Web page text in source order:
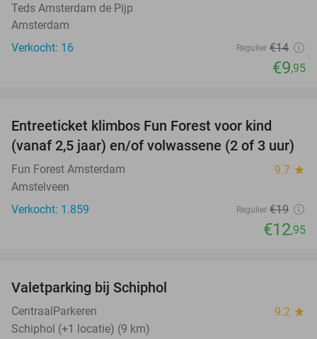
Teds Amsterdam de Pijp
Amsterdam
Verkocht: 16
Regulier €14
€9,95
Entreeticket klimbos Fun Forest voor kind
(vanaf 2,5 jaar) en/of volwassene (2 of 3 uur)
Fun Forest Amsterdam 9.7 star
Amstelveen
Verkocht: 1.859
Regulier €19
€12,95
Valetparking bij Schiphol
CentraalParkeren 9.2 star
Schiphol (+1 locatie) (9 km)